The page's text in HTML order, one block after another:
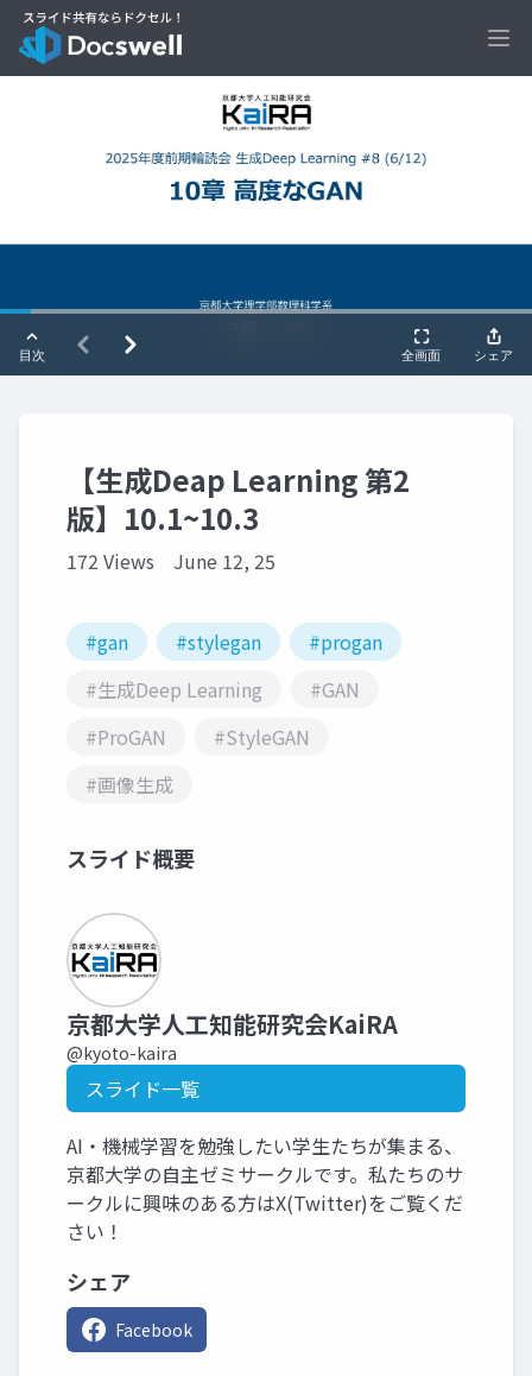
【生成Deap Learning 第2
版】10.1~10.3
172 Views June 12, 25
#gan #stylegan
#progan
#生成Deep Learning
#GAN
#ProGAN
#StyleGAN
#画像生成
スライド概要
京都大学人工知能研究会KaiRA
@kyoto-kaira
スライド一覧
AI・機械学習を勉強したい学生たちが集まる、
京都大学の自主ゼミサークルです。私たちのサ
ークルに興味のある方はX(Twitter)をご覧くだ
さい！
シェア
Facebook